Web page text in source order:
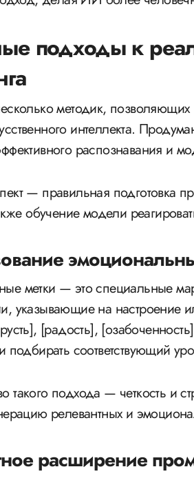
подходы к
методик,
интеллекта.
распознавания и
— правильная подготовка
обучение модели
метки — это специальные
указывающие на настроение
[радость],
подбирать соответствующий
такого подхода — четкость и
релевантных и
расширение